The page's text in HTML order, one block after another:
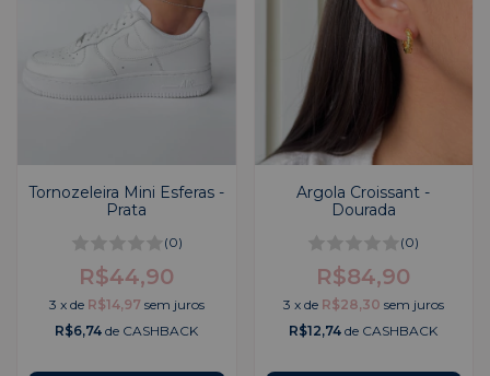
Tornozeleira Mini Esferas -
Prata
(0)
R$44,90
3 x de R$14,97 sem juros
R$6,74 de CASHBACK
Argola Croissant -
Dourada
(0)
R$84,90
3 x de R$28,30 sem juros
R$12,74 de CASHBACK